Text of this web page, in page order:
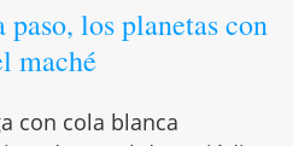
paso, los planetas con
maché
con cola blanca